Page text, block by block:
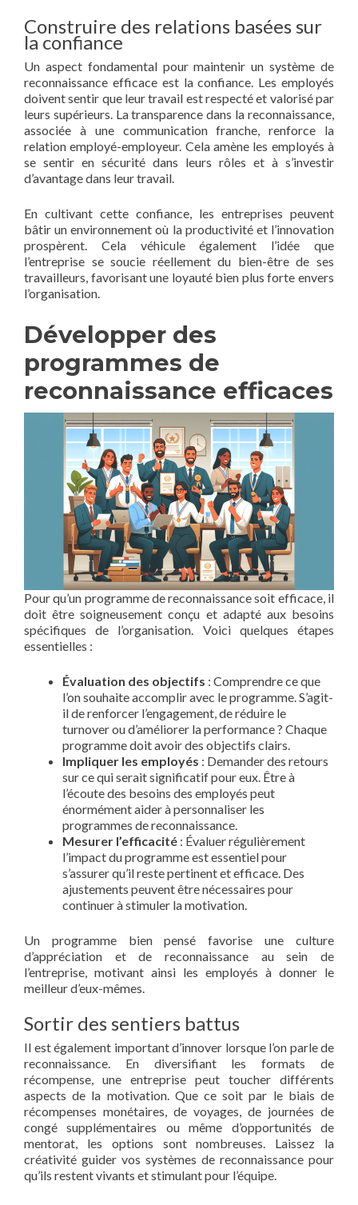
Construire des relations basées sur
la confiance
Un aspect fondamental pour maintenir un système de
reconnaissance efficace est la confiance. Les employés
doivent sentir que leur travail est respecté et valorisé par
leurs supérieurs. La transparence dans la reconnaissance,
associée à une communication franche, renforce la
relation employé-employeur. Cela amène les employés à
se sentir en sécurité dans leurs rôles et à s’investir
d’avantage dans leur travail.
En cultivant cette confiance, les entreprises peuvent
bâtir un environnement où la productivité et l’innovation
prospèrent. Cela véhicule également l’idée que
l’entreprise se soucie réellement du bien-être de ses
travailleurs, favorisant une loyauté bien plus forte envers
l’organisation.
Développer des
programmes de
reconnaissance efficaces
Pour qu’un programme de reconnaissance soit efficace, il
doit être soigneusement conçu et adapté aux besoins
spécifiques de l’organisation. Voici quelques étapes
essentielles :
Évaluation des objectifs : Comprendre ce que
l’on souhaite accomplir avec le programme. S’agit-
il de renforcer l’engagement, de réduire le
turnover ou d’améliorer la performance ? Chaque
programme doit avoir des objectifs clairs.
Impliquer les employés : Demander des retours
sur ce qui serait significatif pour eux. Être à
l’écoute des besoins des employés peut
énormément aider à personnaliser les
programmes de reconnaissance.
Mesurer l’efficacité : Évaluer régulièrement
l’impact du programme est essentiel pour
s’assurer qu’il reste pertinent et efficace. Des
ajustements peuvent être nécessaires pour
continuer à stimuler la motivation.
Un programme bien pensé favorise une culture
d’appréciation et de reconnaissance au sein de
l’entreprise, motivant ainsi les employés à donner le
meilleur d’eux-mêmes.
Sortir des sentiers battus
Il est également important d’innover lorsque l’on parle de
reconnaissance. En diversifiant les formats de
récompense, une entreprise peut toucher différents
aspects de la motivation. Que ce soit par le biais de
récompenses monétaires, de voyages, de journées de
congé supplémentaires ou même d’opportunités de
mentorat, les options sont nombreuses. Laissez la
créativité guider vos systèmes de reconnaissance pour
qu’ils restent vivants et stimulant pour l’équipe.